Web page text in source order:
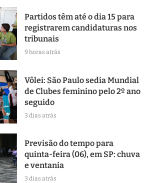
Partidos têm até o dia 15 para
registrarem candidaturas nos
tribunais
9 horas atrás
Vôlei: São Paulo sedia Mundial
de Clubes feminino pelo 2º ano
seguido
3 dias atrás
Previsão do tempo para
quinta-feira (06), em SP: chuva
e ventania
3 dias atrás